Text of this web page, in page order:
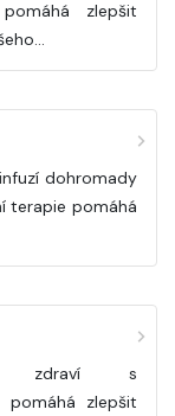
zlepšit
dohromady
terapie pomáhá
zdraví s
pomáhá zlepšit